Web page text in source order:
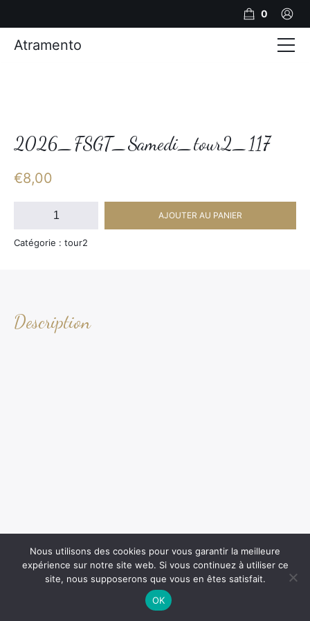
2026_FSGT_Samedi_tour2_117
€8,00
quantité
2026_FSGT_Samedi_tour2_117
AJOUTER AU PANIER
Catégorie : tour2
Description
0
Atramento
Photos
Nous utilisons des cookies pour vous garantir la meilleure
expérience sur notre site web. Si vous continuez à utiliser ce
site, nous supposerons que vous en êtes satisfait.
OK